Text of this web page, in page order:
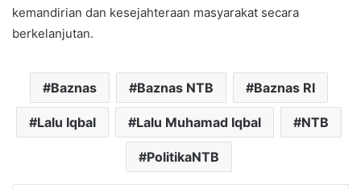
kemandirian dan kesejahteraan masyarakat secara
berkelanjutan.
Baznas Baznas NTB Baznas RI
Lalu Iqbal Lalu Muhamad Iqbal NTB
PolitikaNTB